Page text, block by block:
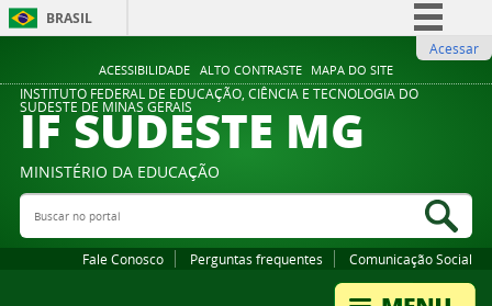
ACESSIBILIDADE ALTO CONTRASTE MAPA DO SITE
BRASIL
Comunica BR
Participe
Legislação
Acessar
INSTITUTO FEDERAL DE EDUCAÇÃO, CIÊNCIA E TECNOLOGIA DO
SUDESTE DE MINAS GERAIS
IF SUDESTE MG
MINISTÉRIO DA EDUCAÇÃO
Buscar no portal
Fale Conosco Perguntas frequentes Comunicação Social